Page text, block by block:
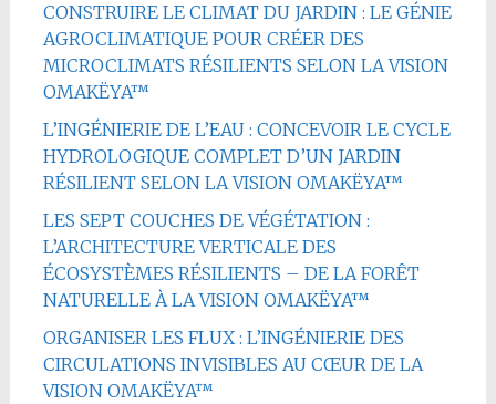
CONSTRUIRE LE CLIMAT DU JARDIN : LE GÉNIE
AGROCLIMATIQUE POUR CRÉER DES
MICROCLIMATS RÉSILIENTS SELON LA VISION
OMAKËYA™
L’INGÉNIERIE DE L’EAU : CONCEVOIR LE CYCLE
HYDROLOGIQUE COMPLET D’UN JARDIN
RÉSILIENT SELON LA VISION OMAKËYA™
LES SEPT COUCHES DE VÉGÉTATION :
L’ARCHITECTURE VERTICALE DES
ÉCOSYSTÈMES RÉSILIENTS – DE LA FORÊT
NATURELLE À LA VISION OMAKËYA™
ORGANISER LES FLUX : L’INGÉNIERIE DES
CIRCULATIONS INVISIBLES AU CŒUR DE LA
VISION OMAKËYA™